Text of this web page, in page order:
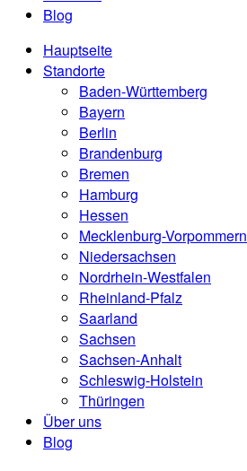
Blog
Hauptseite
Standorte
Baden-Württemberg
Bayern
Berlin
Brandenburg
Bremen
Hamburg
Hessen
Mecklenburg-Vorpommern
Niedersachsen
Nordrhein-Westfalen
Rheinland-Pfalz
Saarland
Sachsen
Sachsen-Anhalt
Schleswig-Holstein
Thüringen
Über uns
Blog